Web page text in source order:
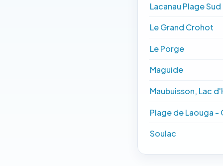
Lacanau Plage Sud
Le Grand Crohot
Le Porge
Maguide
Maubuisson, Lac
Plage de Laouga -
Soulac